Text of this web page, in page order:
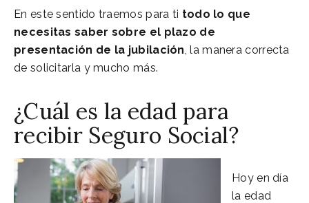
En este sentido traemos para ti todo lo que
necesitas saber sobre el plazo de
presentación de la jubilación, la manera correcta
de solicitarla y mucho más.
¿Cuál es la edad para
recibir Seguro Social?
Hoy en día
la edad